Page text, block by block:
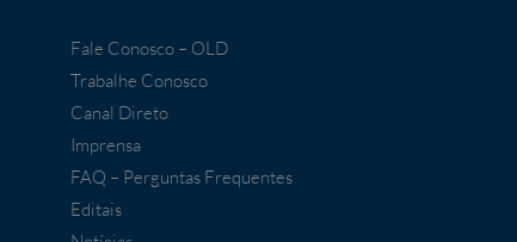
Fale Conosco – OLD
Trabalhe Conosco
Canal Direto
Imprensa
FAQ – Perguntas Frequentes
Editais